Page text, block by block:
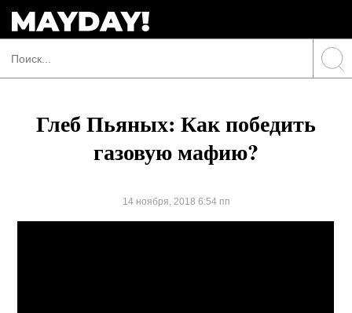
Глеб Пьяных: Как победить
газовую мафию?
14 ноября, 2018 6:54 пп